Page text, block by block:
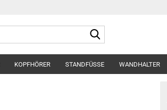
KOPFHÖRER STANDFÜSSE WANDHALTER